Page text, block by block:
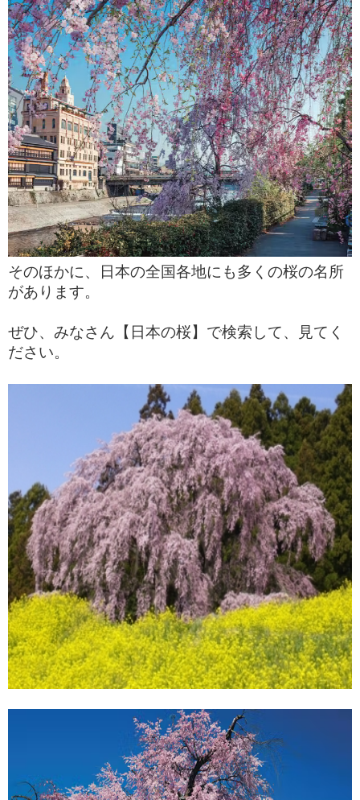
そのほかに、日本の全国各地にも多くの桜の名所
があります。
ぜひ、みなさん【日本の桜】で検索して、見てく
ださい。